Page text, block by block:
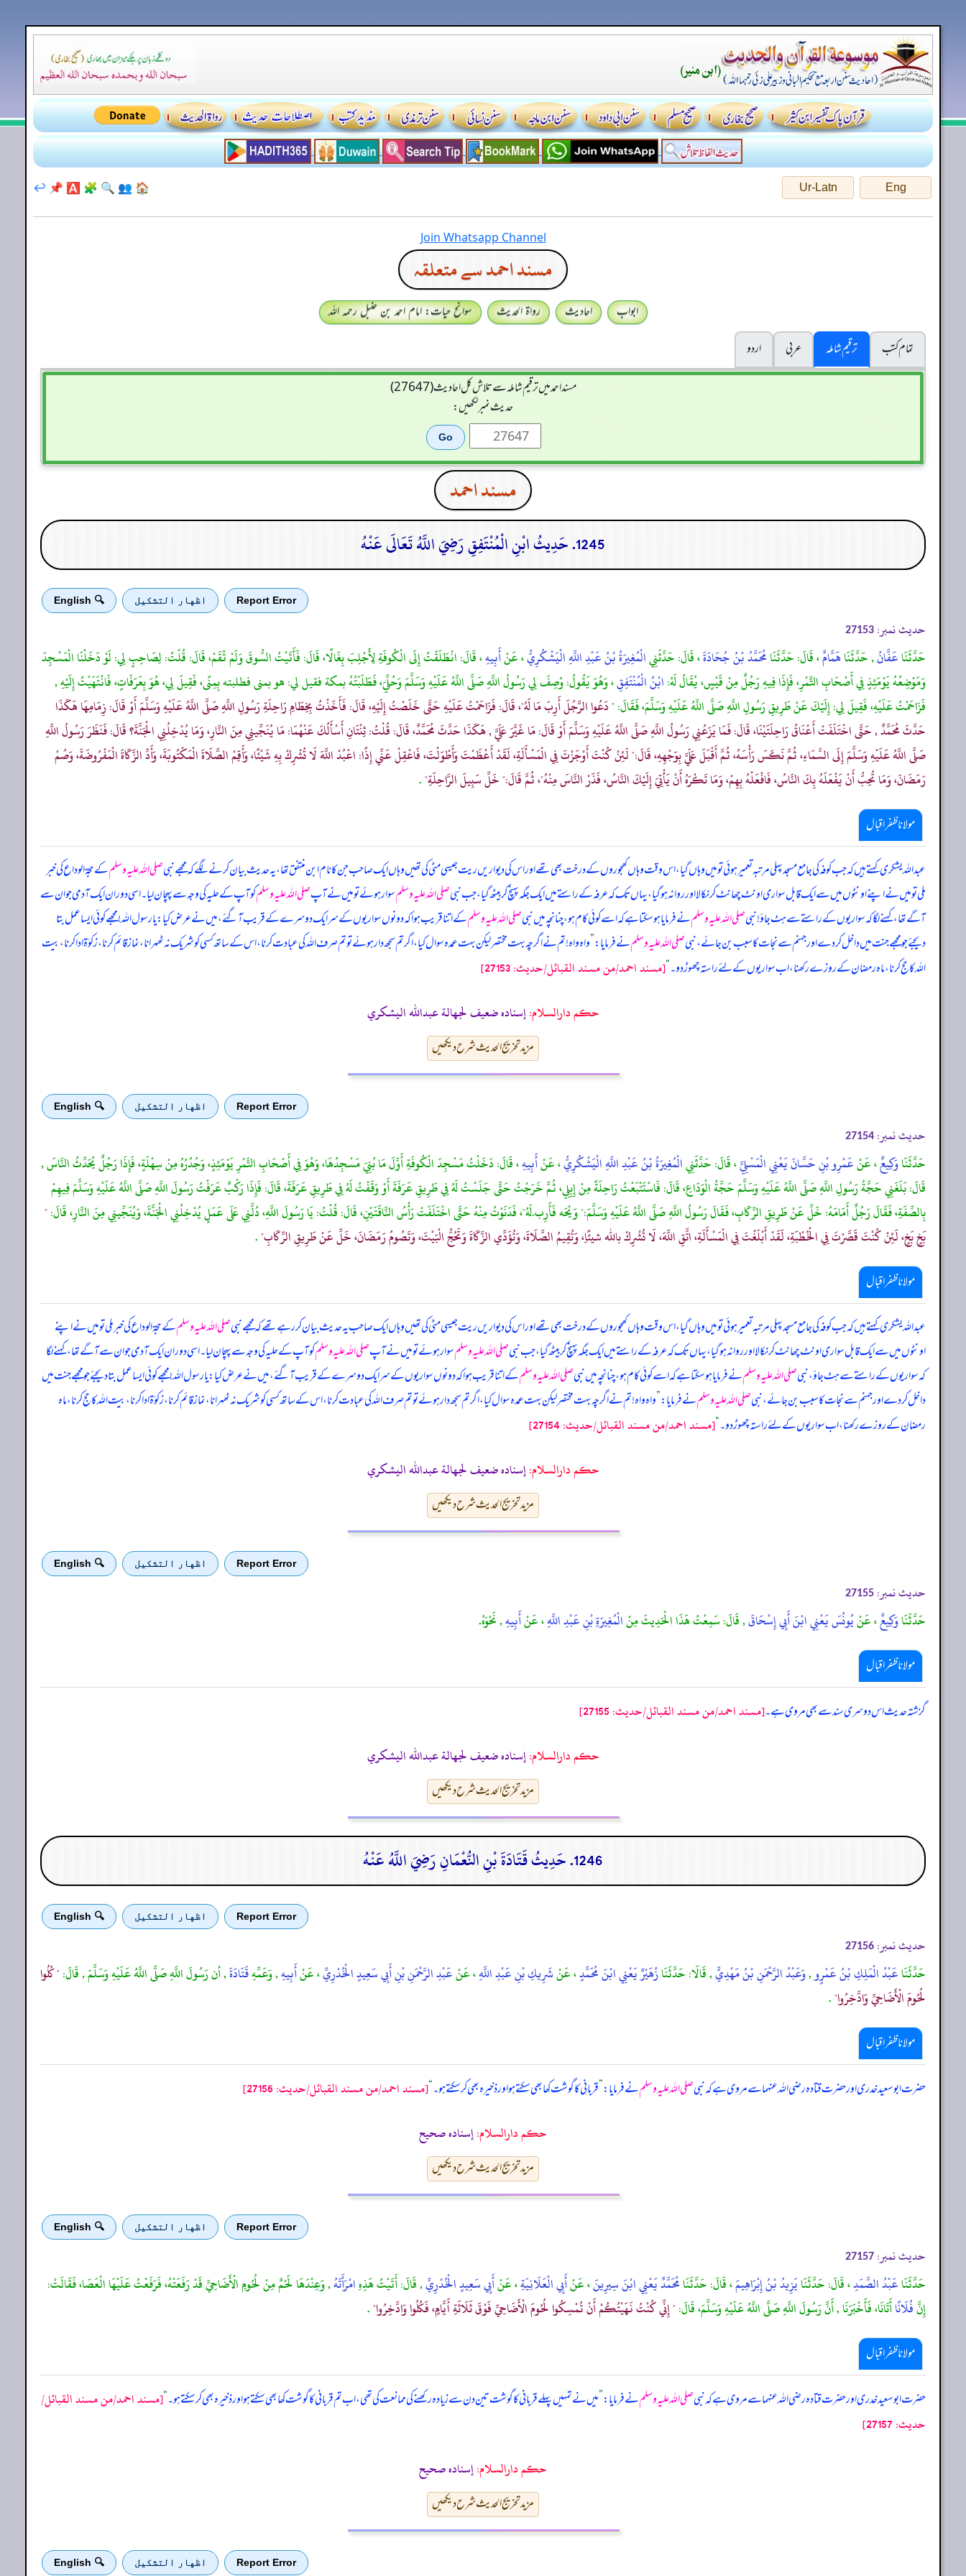
Eng
Ur-Latn
🏠
👥
🔍
🧩
🅰️
📌
↩️
Join Whatsapp Channel
مسند احمد سے متعلقہ
ابواب احادیث رواۃ الحدیث
سوانح حیات: امام احمد بن حنبل رحمہ اللہ
تمام کتب
ترقیم شاملہ عربی
اردو
مسند احمد میں ترقیم شاملہ سے تلاش کل احادیث (27647)
حدیث نمبر لکھیں:
مسند احمد
1245. حَدِيثُ ابْنِ الْمُنْتَفِقِ رَضِيَ اللَّهُ تَعَالَى عَنْهُ
Report Error اظهار التشكيل 🔍 English
حدیث نمبر: 27153
حَدَّثَنَاعَفَّانُ, حَدَّثَنَاهَمَّامٌ، قَالَ: حَدَّثَنَامُحَمَّدُ بْنُ جُحَادَةَ، قَالَ: حَدَّثَنِيالْمُغِيرَةُ بْنُ عَبْدِ اللَّهِ الْيَشْكُرِيُّ، عَنْأَبِيهِ، قَالَ: انْطَلَقْتُ إِلَى الْكُوفَةِ لِأَجْلِبَ بِغَالًا، قَالَ: فَأَتَيْتُ السُّوقَ وَلَمْ تُقَمْ، قَالَ: قُلْتُ: لِصَاحِبٍ لِي: لَوْ دَخَلْنَا الْمَسْجِدَ
وَمَوْضِعُهُ يَوْمَئِذٍ فِي أَصْحَابِ التَّمْرِ، فَإِذَا فِيهِ رَجُلٌ مِنْ قَيْسٍ، يُقَالُ لَهُ:ابْنُ الْمُنْتَفِقِ، وَهُوَ يَقُولُ: وُصِفَ لِي رَسُولُ اللَّهِ صَلَّى اللَّهُ عَلَيْهِ وَسَلَّمَ وَحُلِّيَ، فَطَلَبْتُهُ بمكة فقيل لي: هو بمنى فطلبته بِمِنًى، فَقِيلَ لِي، هُوَ بِعَرَفَاتٍ، فَانْتَهَيْتُ إِلَيْهِ ,
فَزَاحَمْتُ عَلَيْهِ، فَقِيلَ لِي: إِلَيْكَ عَنْ طَرِيقِ رَسُولِ اللَّهِ صَلَّى اللَّهُ عَلَيْهِ وَسَلَّمَ، فَقَالَ:" دَعُوا الرَّجُلَ أَرِبَ مَا لَهُ"، قَالَ: فَزَاحَمْتُ عَلَيْهِ حَتَّى خَلَصْتُ إِلَيْهِ، قَالَ: فَأَخَذْتُ بِخِطَامِ رَاحِلَةِ رَسُولِ اللَّهِ صَلَّى اللَّهُ عَلَيْهِ وَسَلَّمَ أَوْ قَالَ: زِمَامِهَا هَكَذَا
حَدَّثَ مُحَمَّدٌ , حَتَّى اخْتَلَفَتْ أَعْنَاقُ رَاحِلَتَيْنَا، قَالَ: فَمَا يَزَعُنِي رَسُولُ اللَّهِ صَلَّى اللَّهُ عَلَيْهِ وَسَلَّمَ أَوْ قَالَ: مَا غَيَّرَ عَلَيَّ , هَكَذَا حَدَّثَ مُحَمَّدٌ، قَالَ: قُلْتُ: ثِنْتَانِ أَسْأَلُكَ عَنْهُمَا: مَا يُنَجِّينِي مِنَ النَّارِ، وَمَا يُدْخِلُنِي الْجَنَّةَ؟ قَالَ: فَنَظَرَ رَسُولُ اللَّهِ
صَلَّى اللَّهُ عَلَيْهِ وَسَلَّمَ إِلَى السَّمَاءِ، ثُمَّ نَكَسَ رَأْسَهُ، ثُمَّ أَقْبَلَ عَلَيَّ بِوَجْهِهِ، قَالَ:" لَئِنْ كُنْتَ أَوْجَزْتَ فِي الْمَسْأَلَةِ، لَقَدْ أَعْظَمْتَ وَأَطْوَلْتَ، فَاعْقِلْ عَنِّي إِذًا: اعْبُدْ اللَّهَ لَا تُشْرِكْ بِهِ شَيْئًا، وَأَقِمْ الصَّلَاةَ الْمَكْتُوبَةَ، وَأَدِّ الزَّكَاةَ الْمَفْرُوضَةَ، وَصُمْ
رَمَضَانَ، وَمَا تُحِبُّ أَنْ يَفْعَلَهُ بِكَ النَّاسُ، فَافْعَلْهُ بِهِمْ، وَمَا تَكْرَهُ أَنْ يَأْتِيَ إِلَيْكَ النَّاسُ، فَذَرْ النَّاسَ مِنْهُ"، ثُمَّ قَالَ:" خَلِّ سَبِيلَ الرَّاحِلَةِ".
مولانا ظفر اقبال
عبداللہ یشکری کہتے ہیں کہ جب کوفہ کی جامع مسجد پہلی مرتبہ تعمیر ہوئی تو میں وہاں گیا، اس وقت وہاں کھجوروں کے درخت بھی تھے اور اس کی دیواریں ریت جیسی مٹی کی تھیں وہاں ایک صاحب جن کا نام ابن منتفق تھا، یہ حدیث بیان کرنے لگے کہ مجھے نبیصلی اللہ علیہ وسلمکے حجۃ الوداع کی خبر
ملی تو میں نے اپنے اونٹوں میں سے ایک قابل سواری اونٹ چھانٹ کر نکالا اور روانہ ہو گیا، یہاں تک کہ عرفہ کے راستے میں ایک جگہ پہنچ کر بیٹھ گیا، جب نبیصلی اللہ علیہ وسلمسوار ہوئے تو میں نے آپصلی اللہ علیہ وسلمکو آپ کے حلیہ کی وجہ سے پہچان لیا۔ اسی دوران ایک آدمی جو ان سے
آگے تھا، کہنے لگا کہ سواریوں کے راستے سے ہٹ جاؤ! نبیصلی اللہ علیہ وسلمنے فرمایا ہو سکتا ہے کہ اسے کوئی کام ہو، چنانچہ میں نبیصلی اللہ علیہ وسلمکے اتنا قریب ہوا کہ دونوں سواریوں کے سر ایک دوسرے کے قریب آ گئے، میں نے عرض کیا: یا رسول اللہ! مجھے کوئی ایسا عمل بتا
دیجئے جو مجھے جنت میں داخل کر دے اور جہنم سے نجات کا سبب بن جائے، نبیصلی اللہ علیہ وسلمنے فرمایا:”واہ واہ! تم نے اگرچہ بہت مختصر لیکن بہت عمدہ سوال کیا، اگر تم سجھ دار ہوئے تو تم صرف اللہ کی عبادت کرنا، اس کے ساتھ کسی کو شریک نہ ٹھہرانا، نماز قائم کرنا، زکوٰۃ ادا کرنا، بیت
اللہ کا حج کرنا، ماہ رمضان کے روزے رکھنا، اب سواریوں کے لئے راستہ چھوڑ دو۔“[مسند احمد/من مسند القبائل/حدیث: 27153]
حکم دارالسلام:إسناده ضعيف لجهالة عبدالله اليشكري
مزید تخریج الحدیث شرح دیکھیں
Report Error اظهار التشكيل 🔍 English
حدیث نمبر: 27154
حَدَّثَنَاوَكِيعٌ، عَنْعَمْرِو بْنِ حَسَّانَ يَعْنِي الْمَسْلِيَّ، قَالَ: حَدَّثَنِيالْمُغِيرَةُ بْنُ عَبْدِ اللَّهِ الْيَشْكُرِيُّ، عَنْأَبِيهِ، قَالَ: دَخَلْتُ مَسْجِدَ الْكُوفَةِ أَوَّلَ مَا بُنِيَ مَسْجِدُهَا، وَهُوَ فِي أَصْحَابِ التَّمْرِ يَوْمَئِذٍ، وَجُدُرُهُ مِنْ سِهْلَةٍ، فَإِذَا رَجُلٌ يُحَدِّثُ النَّاسَ ,
قَالَ: بَلَغَنِي حَجَّةُ رَسُولِ اللَّهِ صَلَّى اللَّهُ عَلَيْهِ وَسَلَّمَ حَجَّةُ الْوَدَاعِ، قَالَ: فَاسْتَتْبَعْتُ رَاحِلَةً مِنْ إِبِلِي، ثُمَّ خَرَجْتُ حَتَّى جَلَسْتُ لَهُ فِي طَرِيقِ عَرَفَةَ أَوْ وَقَفْتُ لَهُ فِي طَرِيقِ عَرَفَةَ، قَالَ: فَإِذَا رَكْبٌ عَرَفْتُ رَسُولَ اللَّهِ صَلَّى اللَّهُ عَلَيْهِ وَسَلَّمَ فِيهِمْ
بِالصِّفَةِ، فَقَالَ رَجُلٌ أَمَامَهُ: خَلِّ عَنْ طَرِيقِ الرِّكَابِ، فَقَالَ رَسُولُ اللَّهِ صَلَّى اللَّهُ عَلَيْهِ وَسَلَّمَ:" وَيْحَه فَأَرِب َلَهُ"، فَدَنَوْتُ مِنْهُ حَتَّى اخْتَلَفَتْ رَأْسُ النَّاقَتَيْنِ، قَالَ: قُلْتُ: يَا رَسُولَ اللَّهِ، دُلَّنِي عَلَى عَمَلٍ يُدْخِلُنِي الْجَنَّةَ، وَيُنَجِّينِي مِنَ النَّارِ، قَالَ:"
بَخٍ بَخٍ، لَئِنْ كُنْتَ قَصَّرْتَ فِي الْخُطْبَةِ، لَقَدْ أَبْلَغْتَ فِي الْمَسْأَلَةِ، اتَّقِ اللَّهَ، لَا تُشْرِكْ بالله شيئًاِ، وَتُقِيمُ الصَّلَاةَ، وَتُؤَدِّي الزَّكَاةَ وَتَحُجُّ الْبَيْتَ، وَتَصُومُ رَمَضَانَ، خَلِّ عَنْ طَرِيقِ الرِّكَابِ".
مولانا ظفر اقبال
عبداللہ یشکری کہتے ہیں کہ جب کوفہ کی جامع مسجد پہلی مرتبہ تعمیر ہوئی تو میں وہاں گیا، اس وقت وہاں کھجوروں کے درخت بھی تھے اور اس کی دیواریں ریت جیسی مٹی کی تھیں وہاں ایک صاحب یہ حدیث بیان کر رہے تھے کہ مجھے نبیصلی اللہ علیہ وسلمکے حجۃ الوداع کی خبر ملی تو میں نے اپنے
اونٹوں میں سے ایک قابل سواری اونٹ چھانٹ کر نکالا اور روانہ ہو گیا، یہاں تک کہ عرفہ کے راستے میں ایک جگہ پہنچ کر بیٹھ گیا، جب نبیصلی اللہ علیہ وسلمسوار ہوئے تو میں نے آپصلی اللہ علیہ وسلمکو آپ کے حلیہ کی وجہ سے پہچان لیا۔ اسی دوران ایک آدمی جو ان سے آگے تھا، کہنے لگا
کہ سواریوں کے راستے سے ہٹ جاؤ، نبیصلی اللہ علیہ وسلمنے فرمایا ہو سکتا ہے کہ اسے کوئی کام ہو، چنانچہ میں نبیصلی اللہ علیہ وسلمکے اتنا قریب ہوا کہ دونوں سواریوں کے سر ایک دوسرے کے قریب آ گئے، میں نے عرض کیا: یا رسول اللہ! مجھے کوئی ایسا عمل بتا دیجئے جو مجھے جنت میں
داخل کر دے اور جہنم سے نجات کا سبب بن جائے، نبیصلی اللہ علیہ وسلمنے فرمایا:”واہ واہ! تم نے اگرچہ بہت مختصر لیکن بہت عمدہ سوال کیا، اگر تم سجھ دار ہوئے تو تم صرف اللہ کی عبادت کرنا، اس کے ساتھ کسی کو شریک نہ ٹھہرانا، نماز قائم کرنا، زکوٰۃ ادا کرنا، بیت اللہ کا حج کرنا، ماہ
رمضان کے روزے رکھنا، اب سواریوں کے لئے راستہ چھوڑ دو۔“[مسند احمد/من مسند القبائل/حدیث: 27154]
حکم دارالسلام:إسناده ضعيف لجهالة عبدالله اليشكري
مزید تخریج الحدیث شرح دیکھیں
Report Error اظهار التشكيل 🔍 English
حدیث نمبر: 27155
حَدَّثَنَاوَكِيعٌ، عَنْيُونُسَ يَعْنِي ابْنَ أَبِي إِسْحَاقَ, قَالَ: سَمِعْتُ هَذَا الْحَدِيثَ مِنْالْمُغِيرَةِ بْنِ عَبْدِ اللَّهِ، عَنْأَبِيهِ, نَحْوَهُ.
مولانا ظفر اقبال
گزشتہ حدیث اس دوسری سند سے بھی مروی ہے۔[مسند احمد/من مسند القبائل/حدیث: 27155]
حکم دارالسلام:إسناده ضعيف لجهالة عبدالله اليشكري
مزید تخریج الحدیث شرح دیکھیں
1246. حَدِيثُ قَتَادَةَ بْنِ النُّعْمَانِ رَضِيَ اللَّهُ عَنْهُ
Report Error اظهار التشكيل 🔍 English
حدیث نمبر: 27156
حَدَّثَنَاعَبْدُ الْمَلِكِ بْنُ عَمْرٍو,وَعَبْدُ الرَّحْمَنِ بْنُ مَهْدِيٍّ, قَالَا: حَدَّثَنَازُهَيْرٌ يَعْنِي ابْنَ مُحَمَّدٍ، عَنْشَرِيكِ بْنِ عَبْدِ اللَّهِ، عَنْعَبْدِ الرَّحْمَنِ بْنِ أَبِي سَعِيدٍ الْخُدْرِيِّ، عَنْأَبِيهِ, وَعَمِّهِقَتَادَةَ, أن رَسُولَ اللَّهِ صَلَّى اللَّهُ عَلَيْهِ وَسَلَّمَ , قَالَ:" كُلُوا
لُحُومَ الْأَضَاحِيِّ وَادَّخِرُوا".
مولانا ظفر اقبال
حضرت ابوسعید خدری اور حضرت قتادہ رضی اللہ عنہما سے مروی ہے کہ نبیصلی اللہ علیہ وسلمنے فرمایا:”قربانی کا گوشت کھا بھی سکتے ہو اور ذخیرہ بھی کر سکتے ہو۔“[مسند احمد/من مسند القبائل/حدیث: 27156]
حکم دارالسلام:إسناده صحيح
مزید تخریج الحدیث شرح دیکھیں
Report Error اظهار التشكيل 🔍 English
حدیث نمبر: 27157
حَدَّثَنَاعَبْدُ الصَّمَدِ، قَالَ: حَدَّثَنَايَزِيدُ بْنُ إِبْرَاهِيمَ، قَالَ: حَدَّثَنَامُحَمَّدٌ يَعْنِي ابْنَ سِيرِينَ، عَنْأَبِي الْعَلَانِيَةِ، عَنْأَبِي سَعِيدٍ الْخُدْرِيِّ, قَالَ: أَتَيْتُ هَذِهِامْرَأَتَهُ, وَعِنْدَهَا لَحْمٌ مِنْ لُحُومِ الْأَضَاحِيِّ قَدْ رَفَعَتْهُ، فَرَفَعْتُ عَلَيْهَا الْعَصَا، فَقَالَتْ:
إِنَّفُلَانًاأَتَانَا، فَأَخْبَرَنَا , أَنَّ رَسُولَ اللَّهِ صَلَّى اللَّهُ عَلَيْهِ وَسَلَّمَ، قَالَ:" إِنِّي كُنْتُ نَهَيْتُكُمْ أَنْ تُمْسِكُوا لُحُومَ الْأَضَاحِيِّ فَوْقَ ثَلَاثَةِ أَيَّامٍ، فَكُلُوا وَادَّخِرُوا".
مولانا ظفر اقبال
حضرت ابوسعید خدری اور حضرت قتادہ رضی اللہ عنہما سے مروی ہے کہ نبیصلی اللہ علیہ وسلمنے فرمایا:”میں نے تمہیں پہلے قربانی کا گوشت تین دن سے زیادہ رکھنے کی ممانعت کی تھی، اب تم قربانی کا گوشت کھا بھی سکتے ہو اور ذخیرہ بھی کر سکتے ہو۔“[مسند احمد/من مسند القبائل/
حدیث: 27157]
حکم دارالسلام:إسناده صحيح
مزید تخریج الحدیث شرح دیکھیں
Report Error اظهار التشكيل 🔍 English